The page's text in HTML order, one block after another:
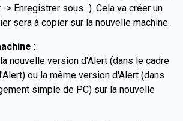
> Enregistrer sous...). Cela va créer un
sera à copier sur la nouvelle machine.
:
nouvelle version d'Alert (dans le cadre
ou la même version d'Alert (dans
simple de PC) sur la nouvelle